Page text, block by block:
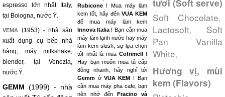
espresso lớn nhất Italy,
tại Bologna, nước Ý.
VEMA
(1953) - nhà sản
xuất dụng cụ bếp nhà
hàng, máy milkshake,
blender, tại Venezia,
nước Ý.
GEMM (1999) - nhà
Rubicone ! Mua máy làm
kem tốt, hãy đếnVUA KEM
để mua máy làm kem
Innova Italia ! Bạn cần mua
máy làm lạnh nước hay máy
làm kem slush, sự lựa chọn
tốt nhất là muaCofrimell
!
Hay bạn muốn mua tủ cấp
đông nhanh, hãy nghĩ tới
Gemm ởVUA KEM
! Bạn
cần mua máy pha cafe, bạn
nên nhớ đến
Fracino và
tươi (Soft serve)
Soft Chocolate,
Lactosoft, Soft
Pan Vanilla
White,
Hương vị, mùi
kem (Flavors)